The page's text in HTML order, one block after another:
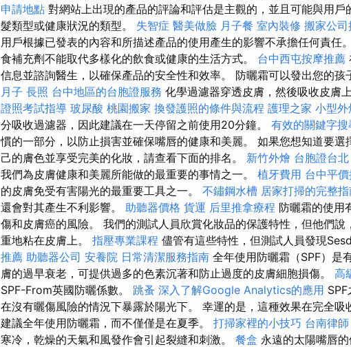
申請地點 對網站上出現的產品的評論和評估是主觀的，並且可能與用
髮類型或健康狀況的類型。 失智症 醫美做臉 月子餐 室內裝修 搬家公司
用戶根據已發表的內容和所描述產品的使用產生的影響不承擔任何責任。
食補充劑不能取代多樣化的飲食或健康的生活方式。 台中西屯按摩推薦
信息並諮詢醫生，以確保產品的安全性和效率。 防曬霜可以發出您的孩
月子 長照 台中地區的台胞證服務 化學過濾器穿透皮膚，然後吸收皮膚
證照考試指導 玻尿酸 桃園搬家 換發護照的條件與流程 護理之家 小型
分吸收過濾器，因此建議在一天停留之前使用20分鐘。 有效的關鍵字搜
慣的一部分，以防止損害並確保嘴唇的健康和美麗。 如果您想知道要選
己的膚色並享受完美的化妝，請查看下面的排名。 新竹外燴 台胞證台北
我們為皮膚健康和美麗所能做的最重要的事情之一。 植牙費用 台中平
的皮膚免受有害陽光的最重要工具之一。 不鏽鋼水槽 居家打掃的完整
還會對其產生不利影響。 助聽器價格 貨運 后里推拿療程 防曬霜的使用
傷和皮膚癌的風險。 我們的測試人員欣賞化妝品的保護特性，但他們說
重地粘在皮膚上。 指壓專業課程 儘管有這些特性，但測試人員發現
推薦 助聽器公司 安養院 日常清潔服務指南 全年使用防曬霜（SPF）是
膚的過早衰老，可提供過多的色素沉著和防止過度的皮膚細胞損傷。 高
SPF-From英國防曬係數。 跳蚤 深入了解Google Analytics的應用
在沒有曬傷風險的情況下暴露於陽光下。 幸運的是，這種效果在完全吸
建議全年使用防曬霜，而不僅僅是在夏季。 打掃家裡的小技巧 台南律師
寒冷，乾燥的天氣和風發作會引起裂縫和刺激。 餐盒 永遠的太陽嘴唇